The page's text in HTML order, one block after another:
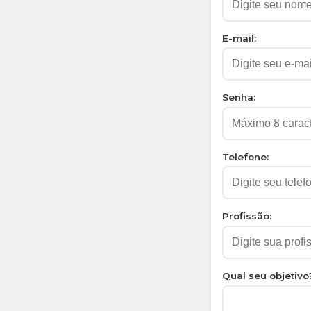
E-mail:
Senha:
Telefone:
Profissão:
Qual seu